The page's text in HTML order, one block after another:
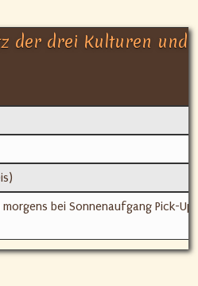
der drei Kulturen und
bei Sonnenaufgang Pick-